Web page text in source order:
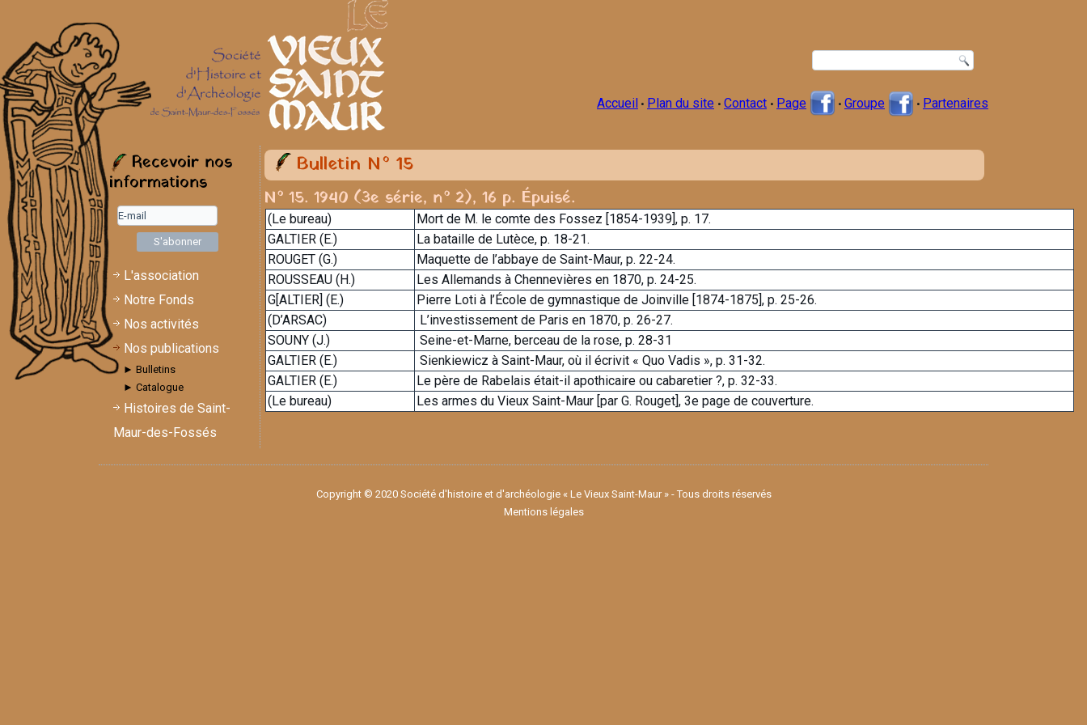
Accueil • Plan du site • Contact • Page • Groupe • Partenaires
Recevoir nos
informations
L'association
Notre Fonds
Nos activités
Nos publications
► Bulletins
► Catalogue
Histoires de Saint-
Maur-des-Fossés
Bulletin N° 15
N° 15. 1940 (3e série, n° 2), 16 p. Épuisé.
(Le bureau)
Mort de M. le comte des Fossez [1854-1939], p. 17.
GALTIER (E.)
La bataille de Lutèce, p. 18-21.
ROUGET (G.)
Maquette de l’abbaye de Saint-Maur, p. 22-24.
ROUSSEAU (H.)
Les Allemands à Chennevières en 1870, p. 24-25.
G[ALTIER] (E.)
Pierre Loti à l’École de gymnastique de Joinville [1874-1875], p. 25-26.
(D’ARSAC)
L’investissement de Paris en 1870, p. 26-27.
SOUNY (J.)
Seine-et-Marne, berceau de la rose, p. 28-31
GALTIER (E.)
Sienkiewicz à Saint-Maur, où il écrivit « Quo Vadis », p. 31-32.
GALTIER (E.)
Le père de Rabelais était-il apothicaire ou cabaretier ?, p. 32-33.
(Le bureau)
Les armes du Vieux Saint-Maur [par G. Rouget], 3e page de couverture.
Copyright © 2020 Société d'histoire et d'archéologie « Le Vieux Saint-Maur » - Tous droits réservés
Mentions légales